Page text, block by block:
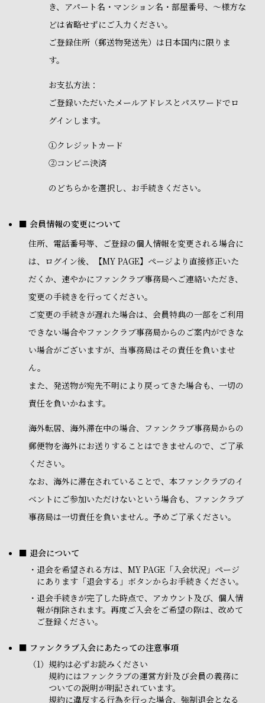
き、アパート名・マンション名・部屋番号、～様方な
どは省略せずにご入力ください。
ご登録住所（郵送物発送先）は日本国内に限りま
す。
お支払方法：
ご登録いただいたメールアドレスとパスワードでロ
グインします。
①クレジットカード
②コンビニ決済
のどちらかを選択し、お手続きください。
■ 会員情報の変更について
住所、電話番号等、ご登録の個人情報を変更される場合に
は、ログイン後、【MY PAGE】ページより直接修正いた
だくか、速やかにファンクラブ事務局へご連絡いただき、
変更の手続きを行ってください。
ご変更の手続きが遅れた場合は、会員特典の一部をご利用
できない場合やファンクラブ事務局からのご案内ができな
い場合がございますが、当事務局はその責任を負いませ
ん。
また、発送物が宛先不明により戻ってきた場合も、一切の
責任を負いかねます。
海外転居、海外滞在中の場合、ファンクラブ事務局からの
郵便物を海外にお送りすることはできませんので、ご了承
ください。
なお、海外に滞在されていることで、本ファンクラブのイ
ベントにご参加いただけないという場合も、ファンクラブ
事務局は一切責任を負いません。予めご了承ください。
■ 退会について
・ 退会を希望される方は、MY PAGE「入会状況」ページ
にあります「退会する」ボタンからお手続きください。
・ 退会手続きが完了した時点で、アカウント及び、個人情
報が削除されます。再度ご入会をご希望の際は、改めて
ご登録ください。
■ ファンクラブ入会にあたっての注意事項
（1） 規約は必ずお読みください
規約にはファンクラブの運営方針及び会員の義務に
ついての説明が明記されています。
規約に違反する行為を行った場合、強制退会となる